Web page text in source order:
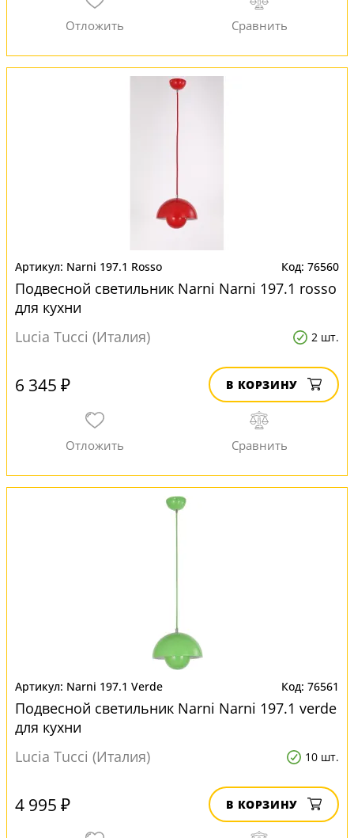
Narni 197.1 Rosso 76560
Подвесной светильник Narni Narni 197.1 rosso
для кухни
Lucia Tucci (Италия)
2 шт.
6 345 ₽ В КОРЗИНУ
Narni 197.1 Verde 76561
Подвесной светильник Narni Narni 197.1 verde
для кухни
Lucia Tucci (Италия)
10 шт.
4 995 ₽ В КОРЗИНУ